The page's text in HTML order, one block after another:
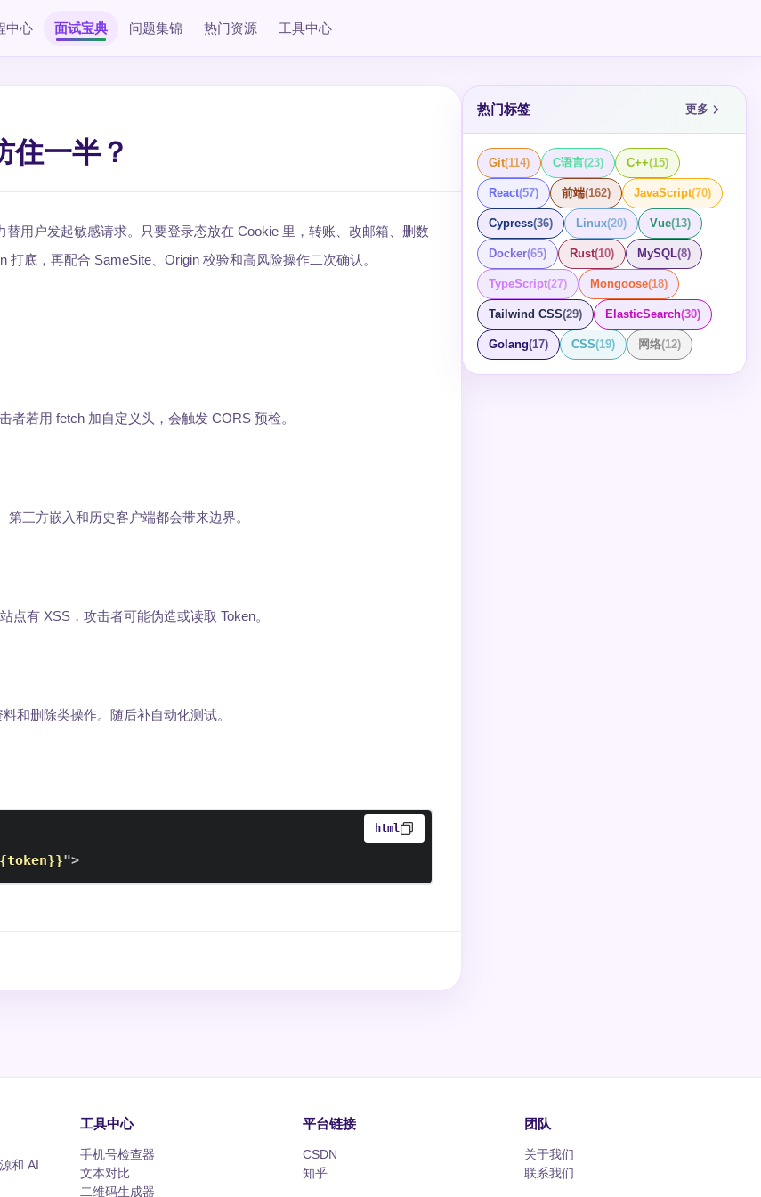
中心 面试宝典 问题集锦 热门资源 工具中心
住一半？
用户发起敏感请求。只要登录态放在 Cookie 里，转账、改邮箱、删数
底，再配合 SameSite、Origin 校验和高风险操作二次确认。
者若用 fetch 加自定义头，会触发 CORS 预检。
三方嵌入和历史客户端都会带来边界。
点有 XSS，攻击者可能伪造或读取 Token。
和删除类操作。随后补自动化测试。
html
">
热门标签 更多
Git(114) C语言(23) C++(15)
React(57) 前端(162) JavaScript(70)
Cypress(36) Linux(20) Vue(13)
Docker(65) Rust(10) MySQL(8)
TypeScript(27) Mongoose(18)
Tailwind CSS(29) ElasticSearch(30)
Golang(17) CSS(19) 网络(12)
和 AI
工具中心
手机号检查器
文本对比
二维码生成器
平台链接
CSDN
知乎
团队
关于我们
联系我们